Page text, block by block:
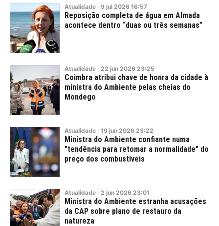
Atualidade · 9 jul 2026 16:57
Reposição completa de água em Almada
acontece dentro “duas ou três semanas”
Atualidade · 22 jun 2026 23:25
Coimbra atribui chave de honra da cidade à
ministra do Ambiente pelas cheias do
Mondego
Atualidade · 19 jun 2026 23:22
Ministra do Ambiente confiante numa
"tendência para retomar a normalidade" do
preço dos combustíveis
Atualidade · 2 jun 2026 23:01
Ministra do Ambiente estranha acusações
da CAP sobre plano de restauro da
natureza